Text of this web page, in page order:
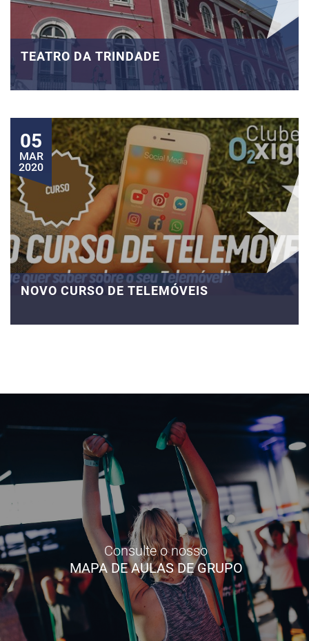
TEATRO DA TRINDADE
05
MAR
2020
NOVO CURSO DE TELEMÓVEIS
Consulte o nosso
MAPA DE AULAS DE GRUPO